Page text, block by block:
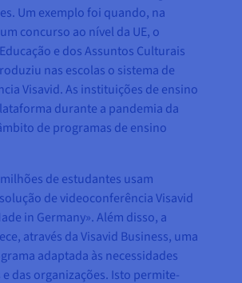
Um exemplo foi quando, na
concurso ao nível da UE, o
e dos Assuntos Culturais
nas escolas o sistema de
Visavid. As instituições de ensino
durante a pandemia da
de programas de ensino
de estudantes usam
de videoconferência Visavid
in Germany». Além disso, a
através da Visavid Business, uma
adaptada às necessidades
das organizações. Isto permite-